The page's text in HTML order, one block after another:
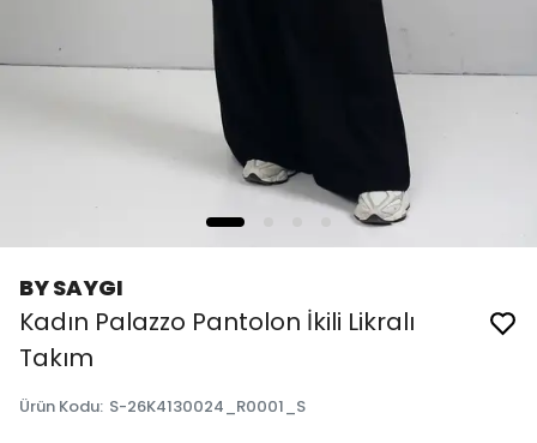
BY SAYGI
Kadın Palazzo Pantolon İkili Likralı
Takım
Ürün Kodu: S-26K4130024_R0001_S